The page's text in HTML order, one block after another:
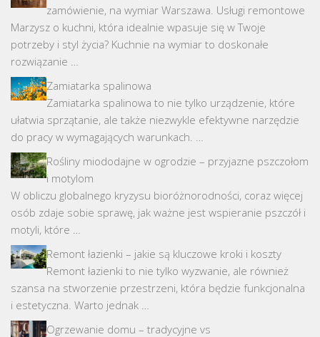
zamówienie, na wymiar Warszawa. Usługi remontowe
Marzysz o kuchni, która idealnie wpasuje się w Twoje
potrzeby i styl życia? Kuchnie na wymiar to doskonałe
rozwiązanie …
Zamiatarka spalinowa
Zamiatarka spalinowa to nie tylko urządzenie, które
ułatwia sprzątanie, ale także niezwykle efektywne narzędzie
do pracy w wymagających warunkach. …
Rośliny miododajne w ogrodzie – przyjazne pszczołom
i motylom
W obliczu globalnego kryzysu bioróżnorodności, coraz więcej
osób zdaje sobie sprawę, jak ważne jest wspieranie pszczół i
motyli, które …
Remont łazienki – jakie są kluczowe kroki i koszty
Remont łazienki to nie tylko wyzwanie, ale również
szansa na stworzenie przestrzeni, która będzie funkcjonalna
i estetyczna. Warto jednak …
Ogrzewanie domu – tradycyjne vs